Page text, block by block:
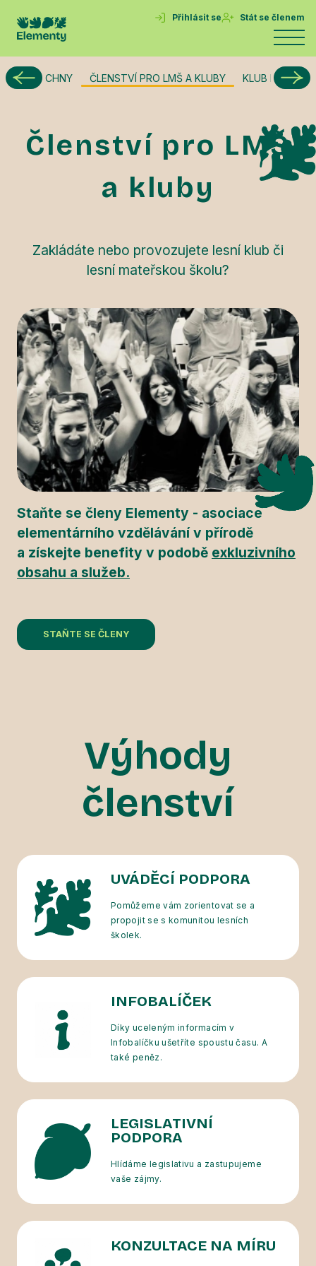
Přihlásit se Stát se členem
VŠECHNY ČLENSTVÍ PRO LMŠ A KLUBY KLUB DĚTSTVÍ
Členství pro LMŠ
a kluby
Zakládáte nebo provozujete lesní klub či
lesní mateřskou školu?
Staňte se členy Elementy - asociace
elementárního vzdělávání v přírodě
a získejte benefity v podobě exkluzivního
obsahu a služeb.
STAŇTE SE ČLENY
Výhody
členství
UVÁDĚCÍ PODPORA
Pomůžeme vám zorientovat se a
propojit se s komunitou lesních
školek.
INFOBALÍČEK
Díky uceleným informacím v
Infobalíčku ušetříte spoustu času. A
také peněz.
LEGISLATIVNÍ
PODPORA
Hlídáme legislativu a zastupujeme
vaše zájmy.
KONZULTACE NA MÍRU